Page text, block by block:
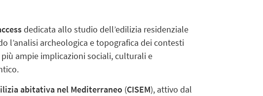
dedicata allo studio dell’edilizia residenziale
l’analisi archeologica e topografica dei contesti
ampie implicazioni sociali, culturali e
abitativa nel Mediterraneo (CISEM), attivo dal